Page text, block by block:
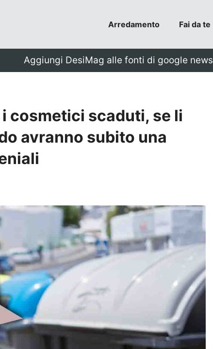
Arredamento Fai da te
Aggiungi DesiMag alle fonti di google news
cosmetici scaduti, se li
avranno subito una